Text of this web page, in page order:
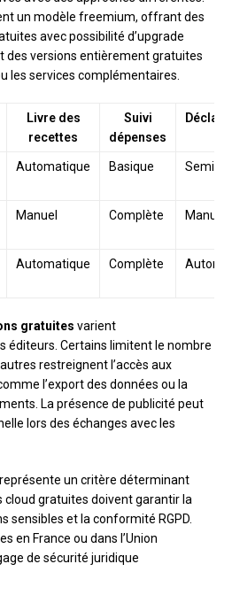
un modèle freemium, offrant des
avec possibilité d’upgrade
des versions entièrement gratuites
les services complémentaires.
Livre des
recettes
Suivi
dépenses
Automatique Basique Semi-
Manuel Complète
Automatique Complète
gratuites varient
éditeurs. Certains limitent le nombre
restreignent l’accès aux
l’export des données ou la
La présence de publicité peut
lors des échanges avec les
représente un critère déterminant
cloud gratuites doivent garantir la
sensibles et la conformité RGPD.
en France ou dans l’Union
de sécurité juridique